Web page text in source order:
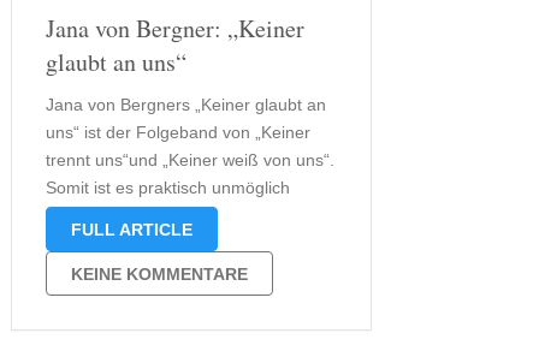
Jana von Bergner: „Keiner
glaubt an uns“
Jana von Bergners „Keiner glaubt an
uns“ ist der Folgeband von „Keiner
trennt uns“und „Keiner weiß von uns“.
Somit ist es praktisch unmöglich
etwas über dieses Buch zu schreiben,
Geschichten Bezug zu nehmen. In
diesem Band lernen wir Pia und Tom
näher kennen. Pias …
FULL ARTICLE
KEINE KOMMENTARE